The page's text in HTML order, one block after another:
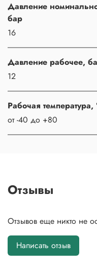
Давление
бар
16
Давление рабочее,
12
Рабочая
от -40 до +80
Отзывы
Отзывов еще никто не
Написать отзыв